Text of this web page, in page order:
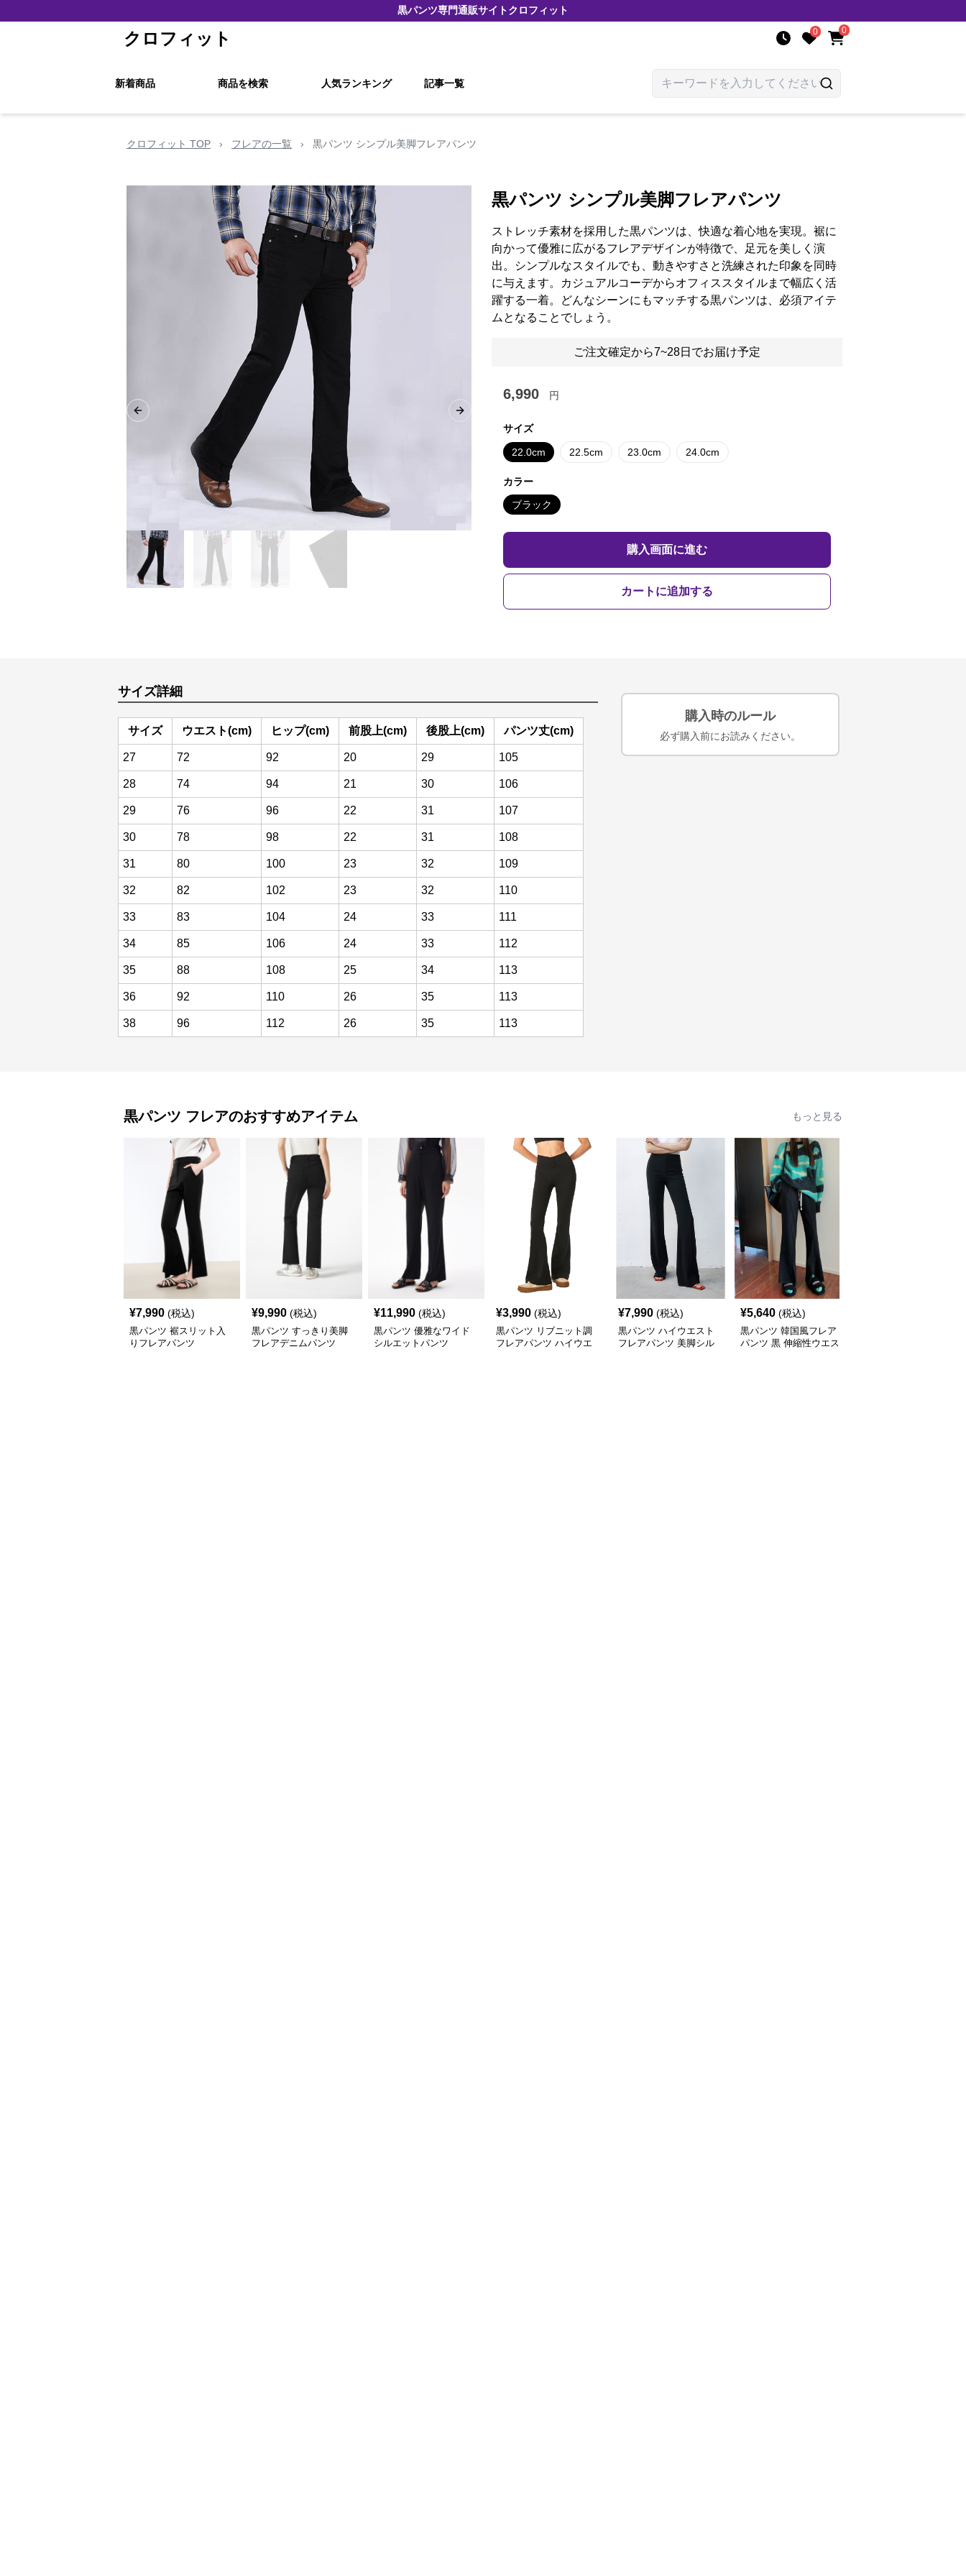
黒パンツ専門通販サイトクロフィット
クロフィット 0 0
新着商品 商品を検索 人気ランキング 記事一覧
クロフィット TOP › フレアの一覧 › 黒パンツ シンプル美脚フレアパンツ
Previous slide Next slide
黒パンツ シンプル美脚フレアパンツ
ストレッチ素材を採用した黒パンツは、快適な着心地を実現。裾に
向かって優雅に広がるフレアデザインが特徴で、足元を美しく演
出。シンプルなスタイルでも、動きやすさと洗練された印象を同時
に与えます。カジュアルコーデからオフィススタイルまで幅広く活
躍する一着。どんなシーンにもマッチする黒パンツは、必須アイテ
ムとなることでしょう。
ご注文確定から7~28日でお届け予定
6,990 円
サイズ
22.0cm 22.5cm 23.0cm 24.0cm
カラー
ブラック
購入画面に進む
カートに追加する
サイズ詳細
サイズ ウエスト(cm) ヒップ(cm) 前股上(cm) 後股上(cm) パンツ丈(cm)
27 72 92 20 29 105
28 74 94 21 30 106
29 76 96 22 31 107
30 78 98 22 31 108
31 80 100 23 32 109
32 82 102 23 32 110
33 83 104 24 33 111
34 85 106 24 33 112
35 88 108 25 34 113
36 92 110 26 35 113
38 96 112 26 35 113
購入時のルール
必ず購入前にお読みください。
黒パンツ フレアのおすすめアイテム もっと見る
¥7,990 (税込)
黒パンツ 裾スリット入
りフレアパンツ
¥9,990 (税込)
黒パンツ すっきり美脚
フレアデニムパンツ
¥11,990 (税込)
黒パンツ 優雅なワイド
シルエットパンツ
¥3,990 (税込)
黒パンツ リブニット調
フレアパンツ ハイウエ
¥7,990 (税込)
黒パンツ ハイウエスト
フレアパンツ 美脚シル
¥5,640 (税込)
黒パンツ 韓国風フレア
パンツ 黒 伸縮性ウエス